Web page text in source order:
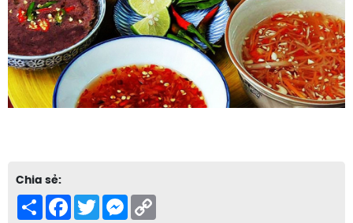
Chia sẻ:
Share Facebook
TwitterMessenger